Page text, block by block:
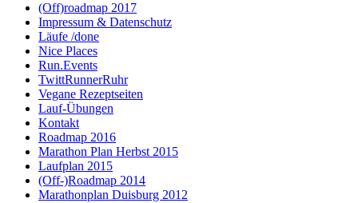
(Off)roadmap 2017
Impressum & Datenschutz
Läufe /done
Nice Places
Run.Events
TwittRunnerRuhr
Vegane Rezeptseiten
Lauf-Übungen
Kontakt
Roadmap 2016
Marathon Plan Herbst 2015
Laufplan 2015
(Off-)Roadmap 2014
Marathonplan Duisburg 2012